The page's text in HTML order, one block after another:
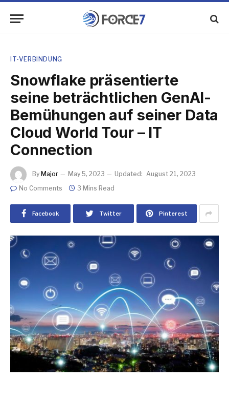
IT-VERBINDUNG
Snowflake präsentierte
seine beträchtlichen GenAI-
Bemühungen auf seiner Data
Cloud World Tour – IT
Connection
By Major May 5, 2023 Updated: August 21, 2023
No Comments
3 Mins Read
Facebook Twitter Pinterest